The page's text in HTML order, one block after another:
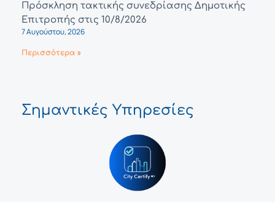
Πρόσκληση τακτικής συνεδρίασης Δημοτικής
Επιτροπής στις 10/8/2026
7 Αυγούστου, 2026
Περισσότερα »
Σημαντικές Υπηρεσίες